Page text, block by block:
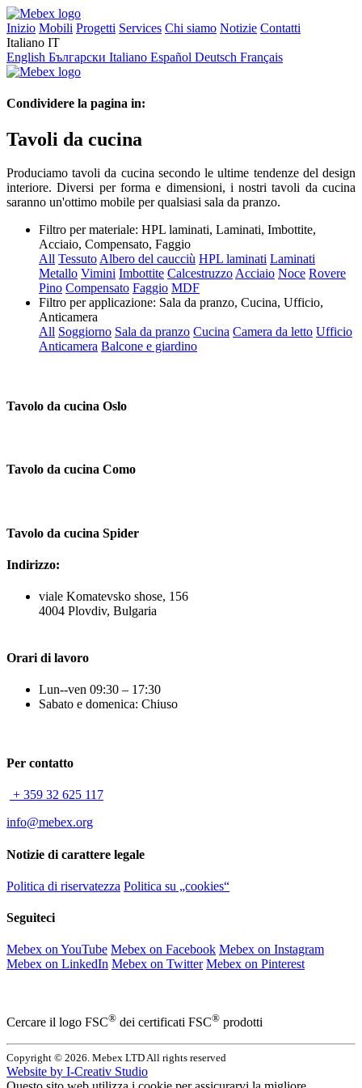
Inizio Mobili Progetti Services Chi siamo Notizie Contatti
Italiano IT
English Български Italiano Español Deutsch Français
Condividere la pagina in:
Tavoli da cucina
Produciamo tavoli da cucina secondo le ultime tendenze del design
interiore. Diversi per forma e dimensioni, i nostri tavoli da cucina
saranno un'ottimo mobile per qualsiasi sala da pranzo.
Filtro per materiale: HPL laminati, Laminati, Imbottite,
Acciaio, Compensato, Faggio
All TessutoAlbero del caucciù HPL laminati Laminati
Metallo Vimini Imbottite CalcestruzzoAcciaio Noce Rovere
Pino Compensato Faggio MDF
Filtro per applicazione: Sala da pranzo, Cucina, Ufficio,
Anticamera
All Soggiorno Sala da pranzo Cucina Camera da letto Ufficio
Anticamera Balcone e giardino
Tavolo da cucina Oslo
Tavolo da cucina Como
Tavolo da cucina Spider
Indirizzo:
viale Komatevsko shose, 156
4004 Plovdiv, Bulgaria
Orari di lavoro
Lun--ven 09:30 – 17:30
Sabato e domenica: Chiuso
Per contatto
+ 359 32 625 117
info@mebex.org
Notizie di carattere legale
Politica di riservatezza Politica su „cookies“
Seguiteci
Mebex on YouTube Mebex on Facebook Mebex on Instagram
Mebex on LinkedIn Mebex on Twitter Mebex on Pinterest
Cercare il logo FSC® dei certificati FSC® prodotti
Copyright © 2026. Mebex LTD All rights reserved
Website by I-Creativ Studio